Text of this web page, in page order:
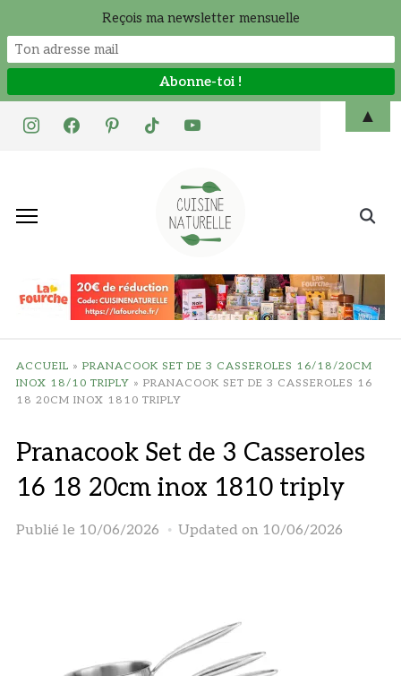
instagramfacebookpinteresttiktok youtube
Search
ACCUEIL » PRANACOOK SET DE 3 CASSEROLES 16/18/20CM
INOX 18/10 TRIPLY » PRANACOOK SET DE 3 CASSEROLES 16
18 20CM INOX 1810 TRIPLY
Pranacook Set de 3 Casseroles
16 18 20cm inox 1810 triply
Publié le 10/06/2026 Updated on 10/06/2026
Reçois ma newsletter mensuelle
▲